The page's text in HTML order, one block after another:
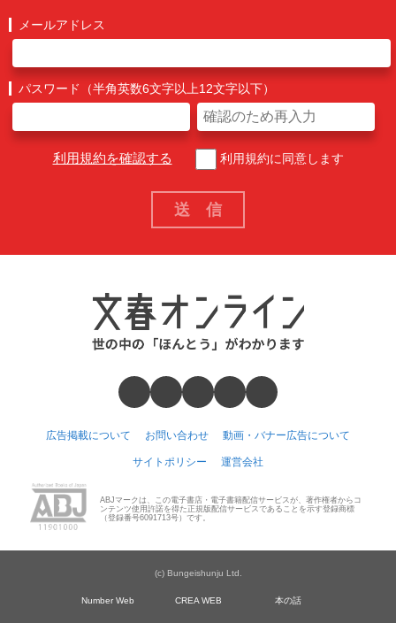
メールアドレス
パスワード（半角英数6文字以上12文字以下）
利用規約を確認する 利用規約に同意します
広告掲載について お問い合わせ 動画・バナー広告について
サイトポリシー 運営会社
ABJマークは、この電子書店・電子書籍配信サービスが、著作権者からコ
ンテンツ使用許諾を得た正規版配信サービスであることを示す登録商標
（登録番号6091713号）です。
(c) Bungeishunju Ltd.
Number Web CREA WEB 本の話